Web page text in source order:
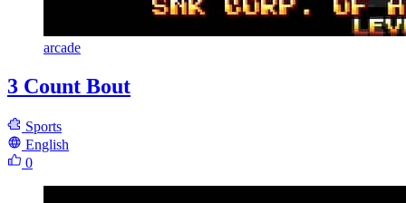
arcade
3 Count Bout
Sports
English
0